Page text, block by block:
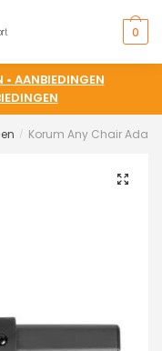
0
• AANBIEDINGEN
/ Korum Any Chair
🔍